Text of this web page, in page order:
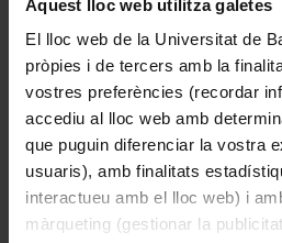
Aquest lloc web utilitza galetes
El lloc web de la Universitat de
pròpies i de tercers amb la
vostres preferències (recordar
accediu al lloc web amb
que puguin diferenciar la vostra
usuaris), amb finalitats
interactueu amb el lloc web) i
màrqueting (gestionar la
Etiquetes
150è aniversari arxius biblioteques
catalogació centenari Cinema ciència
patrimonials UB
patrimonials